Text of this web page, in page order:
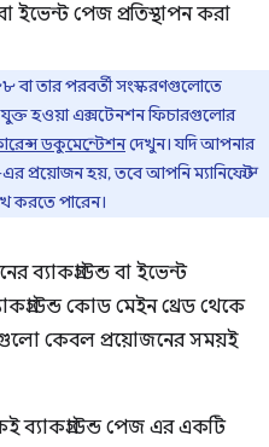
বা ইভেন্ট পেজ প্রতিস্থাপন করা
বা তার পরবর্তী সংস্করণগুলোতে
যুক্ত হওয়া এক্সটেনশন ফিচারগুলোর
ডকুমেন্টেশনদেখুন। যদি আপনার
প্রয়োজন হয়, তবে আপনি ম্যানিফেস্ট
করতে পারেন।
ব্যাকগ্রাউন্ড বা ইভেন্ট
কোড মেইন থ্রেড থেকে
কেবল প্রয়োজনের সময়ই
ব্যাকগ্রাউন্ড পেজ এর একটি